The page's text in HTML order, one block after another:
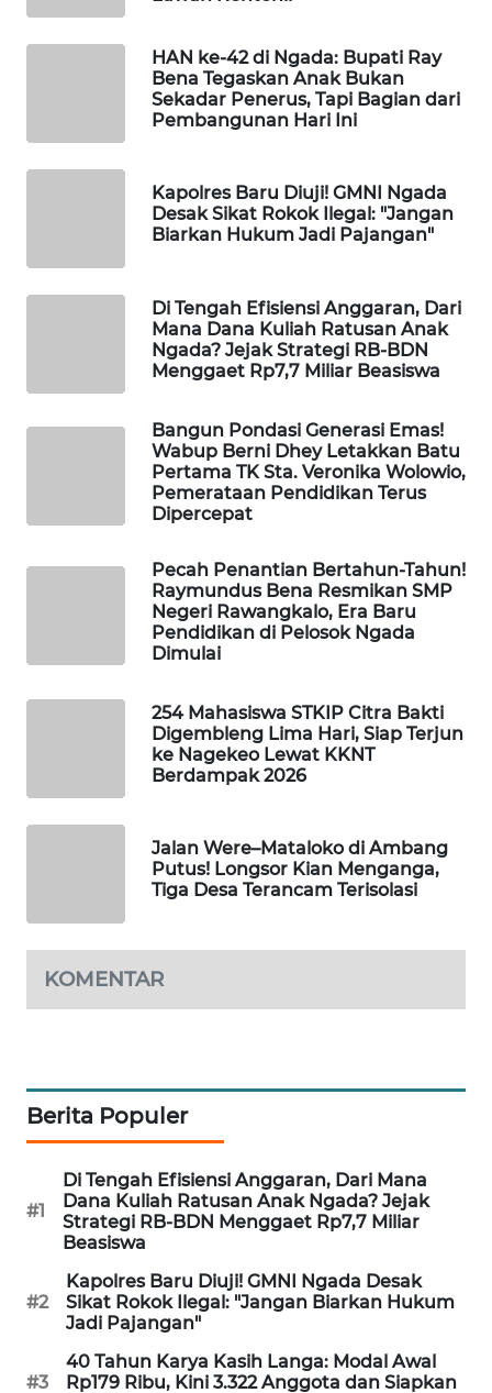
HAN ke-42 di Ngada: Bupati Ray
Bena Tegaskan Anak Bukan
Sekadar Penerus, Tapi Bagian dari
Pembangunan Hari Ini
Kapolres Baru Diuji! GMNI Ngada
Desak Sikat Rokok Ilegal: "Jangan
Biarkan Hukum Jadi Pajangan"
Di Tengah Efisiensi Anggaran, Dari
Mana Dana Kuliah Ratusan Anak
Ngada? Jejak Strategi RB-BDN
Menggaet Rp7,7 Miliar Beasiswa
Bangun Pondasi Generasi Emas!
Wabup Berni Dhey Letakkan Batu
Pertama TK Sta. Veronika Wolowio,
Pemerataan Pendidikan Terus
Dipercepat
Pecah Penantian Bertahun-Tahun!
Raymundus Bena Resmikan SMP
Negeri Rawangkalo, Era Baru
Pendidikan di Pelosok Ngada
Dimulai
254 Mahasiswa STKIP Citra Bakti
Digembleng Lima Hari, Siap Terjun
ke Nagekeo Lewat KKNT
Berdampak 2026
Jalan Were–Mataloko di Ambang
Putus! Longsor Kian Menganga,
Tiga Desa Terancam Terisolasi
KOMENTAR
Berita Populer
#1
Di Tengah Efisiensi Anggaran, Dari Mana
Dana Kuliah Ratusan Anak Ngada? Jejak
Strategi RB-BDN Menggaet Rp7,7 Miliar
Beasiswa
#2
Kapolres Baru Diuji! GMNI Ngada Desak
Sikat Rokok Ilegal: "Jangan Biarkan Hukum
Jadi Pajangan"
#3
40 Tahun Karya Kasih Langa: Modal Awal
Rp179 Ribu, Kini 3.322 Anggota dan Siapkan
LKKI
TAMBANG
NEWS
METRO
METRO
JAKARTA
NEWS
KARING
NEWS
JURNAL
MARITIM
HUMBANG
NEWS
GARONGGANG
NEWS